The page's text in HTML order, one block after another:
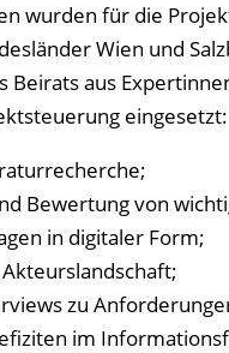
wurden für die
Wien und
Beirats aus
eingesetzt:
Bewertung von
in digitaler Form;
zu
im